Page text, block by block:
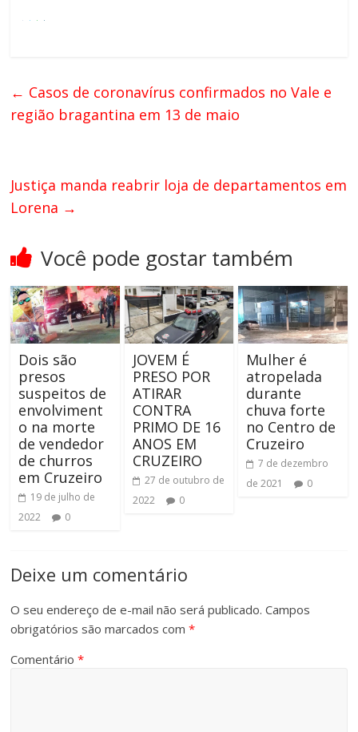
← Casos de coronavírus confirmados no Vale e
região bragantina em 13 de maio
Justiça manda reabrir loja de departamentos em
Lorena →
Você pode gostar também
Dois são
presos
suspeitos de
envolviment
o na morte
de vendedor
de churros
em Cruzeiro
19 de julho de
2022
0
JOVEM É
PRESO POR
ATIRAR
CONTRA
PRIMO DE 16
ANOS EM
CRUZEIRO
27 de outubro de
2022
0
Mulher é
atropelada
durante
chuva forte
no Centro de
Cruzeiro
7 de dezembro
de 2021
0
Deixe um comentário
O seu endereço de e-mail não será publicado. Campos
obrigatórios são marcados com*
Comentário*